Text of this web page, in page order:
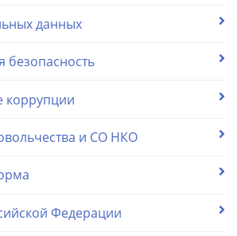
данных
коррупции
и СО НКО
Федерации